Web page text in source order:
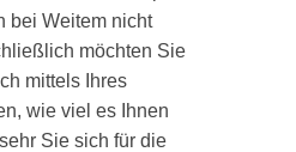
bei Weitem nicht
möchten Sie
mittels Ihres
wie viel es Ihnen
Sie sich für die